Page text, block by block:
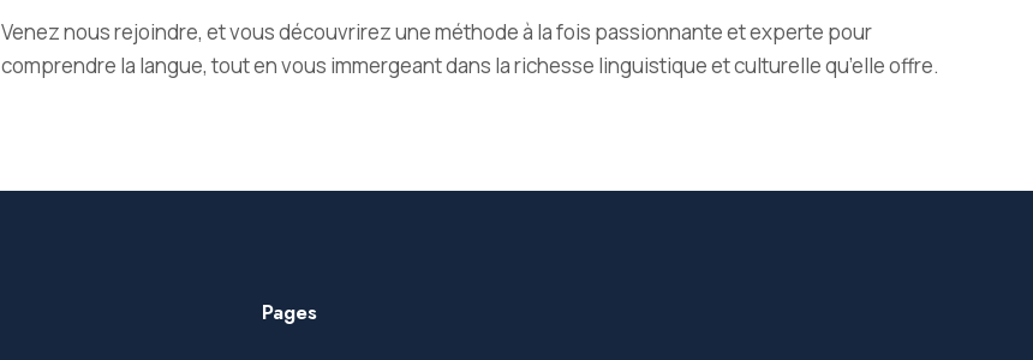
Venez nous rejoindre, et vous découvrirez une méthode à la fois passionnante et experte pour
comprendre la langue, tout en vous immergeant dans la richesse linguistique et culturelle qu’elle offre.
Pages